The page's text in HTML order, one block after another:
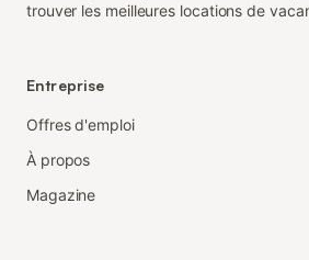
trouver les meilleures locations de
Entreprise
Offres d'emploi
À propos
Magazine